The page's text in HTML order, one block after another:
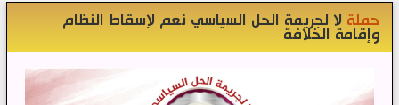
منبر الصحافة
تواصل معنا
حملة لا لجريمة الحل السياسي نعم لإسقاط النظام
وإقامة الخلافة